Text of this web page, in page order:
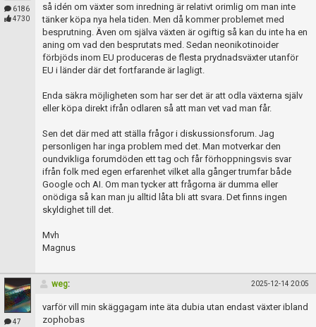
6186
4730
så idén om växter som inredning är relativt orimlig om man inte
tänker köpa nya hela tiden. Men då kommer problemet med
besprutning. Även om själva växten är ogiftig så kan du inte ha en
aning om vad den besprutats med. Sedan neonikotinoider
förbjöds inom EU produceras de flesta prydnadsväxter utanför
EU i länder där det fortfarande är lagligt.
Enda säkra möjligheten som har ser det är att odla växterna själv
eller köpa direkt ifrån odlaren så att man vet vad man får.
Sen det där med att ställa frågor i diskussionsforum. Jag
personligen har inga problem med det. Man motverkar den
oundvikliga forumdöden ett tag och får förhoppningsvis svar
ifrån folk med egen erfarenhet vilket alla gånger trumfar både
Google och AI. Om man tycker att frågorna är dumma eller
onödiga så kan man ju alltid låta bli att svara. Det finns ingen
skyldighet till det.
Mvh
Magnus
47
weg: 2025-12-14 20:05
varför vill min skäggagam inte äta dubia utan endast växter ibland
zophobas